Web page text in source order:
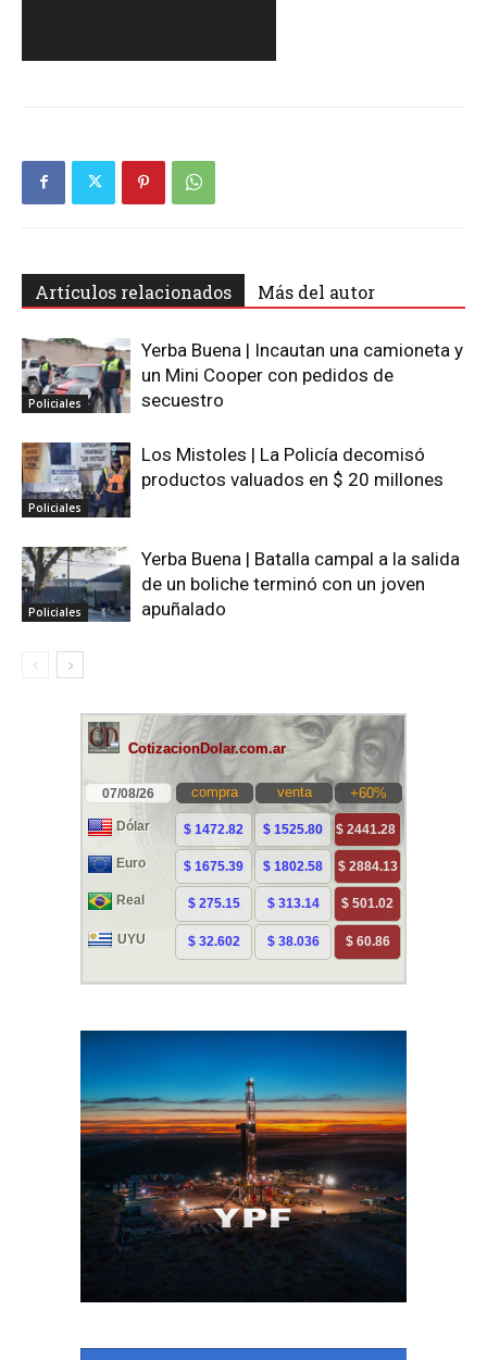
Artículos relacionados Más del autor
Policiales
Yerba Buena | Incautan una camioneta y
un Mini Cooper con pedidos de
secuestro
Policiales
Los Mistoles | La Policía decomisó
productos valuados en $ 20 millones
Policiales
Yerba Buena | Batalla campal a la salida
de un boliche terminó con un joven
apuñalado